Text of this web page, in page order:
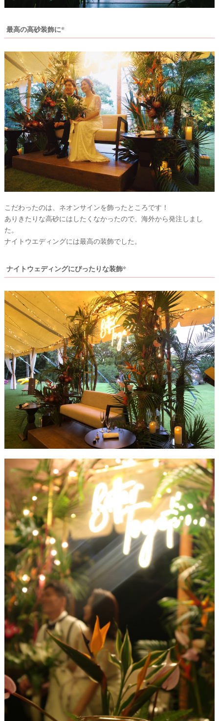
最高の高砂装飾に*
こだわったのは、ネオンサインを飾ったところです！
ありきたりな高砂にはしたくなかったので、海外から発注しまし
た。
ナイトウエディングには最高の装飾でした。
ナイトウェディングにぴったりな装飾*
ア
イ
テ
ム
婚
の
段
取
り
A
O
L
E
&
D
R
S
Y
公
式
サ
イ
ト
▶